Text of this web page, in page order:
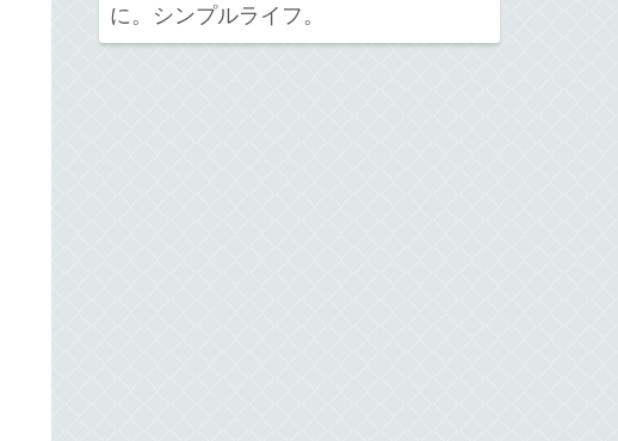
に。シンプルライフ。